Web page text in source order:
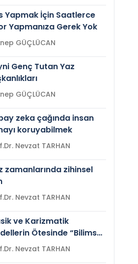
Yapmak İçin Saatlerce
Yapmanıza Gerek Yok
Zeynep GÜÇLÜCAN
Genç Tutan Yaz
Zeynep GÜÇLÜCAN
zeka çağında insan
koruyabilmek
Prof.Dr. Nevzat TARHAN
zamanlarında zihinsel
Prof.Dr. Nevzat TARHAN
ve Karizmatik
Ötesinde “Bilimsel
Prof.Dr. Nevzat TARHAN